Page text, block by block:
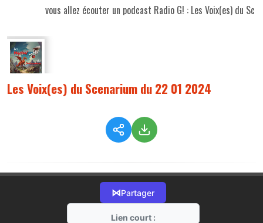
vous allez écouter un podcast Radio G! : Les Voix(es) du
Les Voix(es) du Scenarium du 22 01 2024
⋈Partager
Lien court :